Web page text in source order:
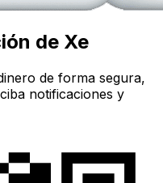
de Xe
de forma segura,
notificaciones y